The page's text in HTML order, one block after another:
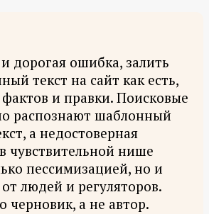
дорогая ошибка, залить
текст на сайт как есть,
и правки. Поисковые
распознают шаблонный
а недостоверная
чувствительной нише
пессимизацией, но и
людей и регуляторов.
черновик, а не автор.